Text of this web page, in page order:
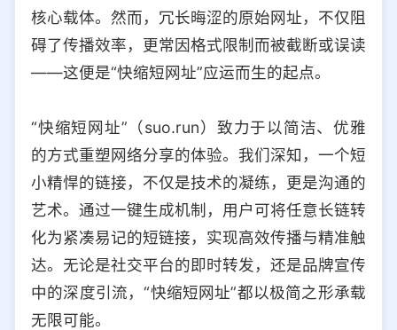
选择允许访问的平台类型
核心载体。然而，冗长晦涩的原始网址，不仅阻
碍了传播效率，更常因格式限制而被截断或误读
——这便是“快缩短网址”应运而生的起点。
“快缩短网址”（suo.run）致力于以简洁、优雅
的方式重塑网络分享的体验。我们深知，一个短
小精悍的链接，不仅是技术的凝练，更是沟通的
艺术。通过一键生成机制，用户可将任意长链转
化为紧凑易记的短链接，实现高效传播与精准触
达。无论是社交平台的即时转发，还是品牌宣传
中的深度引流，“快缩短网址”都以极简之形承载
无限可能。